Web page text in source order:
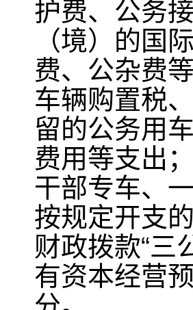
护费、公务
（境）的国
费、公杂费
车辆购置税
留的公务用
费用等支出
干部专车、
按规定开支
财政拨款“三
有资本经营